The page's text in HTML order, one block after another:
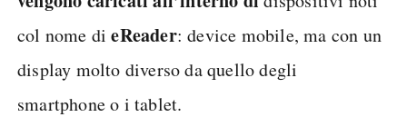
col nome dieReader: device mobile, ma con un
display molto diverso da quello degli
smartphone o i tablet.